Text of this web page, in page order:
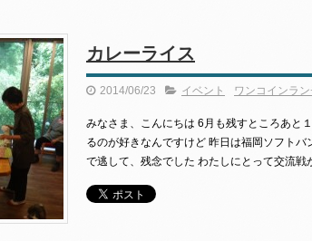
カレーライス
2014/06/23 イベント ワンコインラン
みなさま、こんにちは 6月も残すところあと
るのが好きなんですけど 昨日は福岡ソフト
で逃して、残念でした わたしにとって交流